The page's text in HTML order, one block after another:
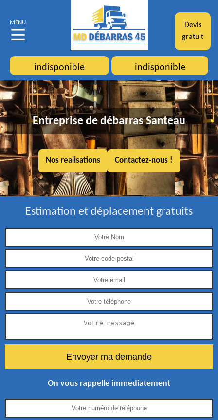
MENU
Devis
gratuit
indisponible indisponible
Entreprise de débarras Santeau
Nos realisations Contactez-nous !
Estimation et déplacement gratuits
On vous rappelle immediatement